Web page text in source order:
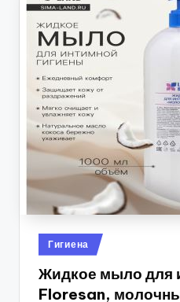
Опубликовано
в
Гигиена
Жидкое мыло для
Floresan,